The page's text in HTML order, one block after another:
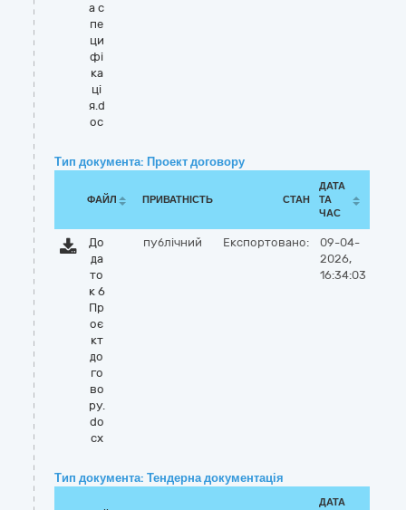
а с
пе
ци
фі
ка
ці
я.d
oc
Тип документа: Проект договору
ФАЙЛ ПРИВАТНІСТЬ СТАН
ДАТА
ТА
ЧАС
До
да
то
к 6
Пр
оє
кт
до
го
во
ру.
do
cx
публічний Експортовано:
09-04-
2026,
16:34:03
Тип документа: Тендерна документація
ДАТА